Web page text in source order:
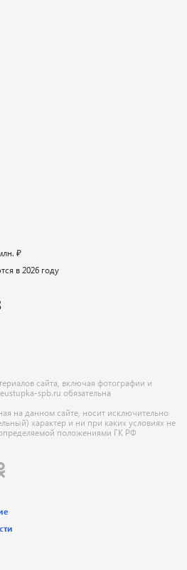
сайта, включая фотографии и
spb.ru обязательна
на данном сайте, носит исключительно
характер и ни при каких условиях не
положениями ГК РФ
₽
в 2026 году